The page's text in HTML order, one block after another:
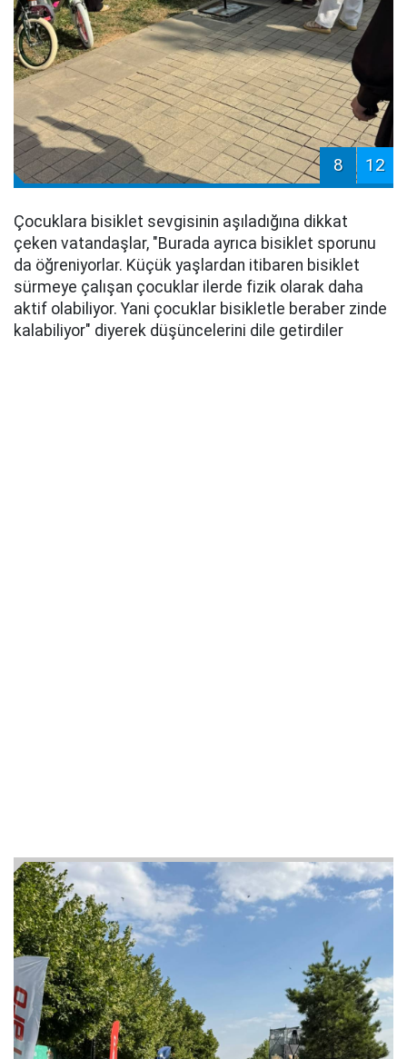
8 12
Çocuklara bisiklet sevgisinin aşıladığına dikkat
çeken vatandaşlar, "Burada ayrıca bisiklet sporunu
da öğreniyorlar. Küçük yaşlardan itibaren bisiklet
sürmeye çalışan çocuklar ilerde fizik olarak daha
aktif olabiliyor. Yani çocuklar bisikletle beraber zinde
kalabiliyor" diyerek düşüncelerini dile getirdiler